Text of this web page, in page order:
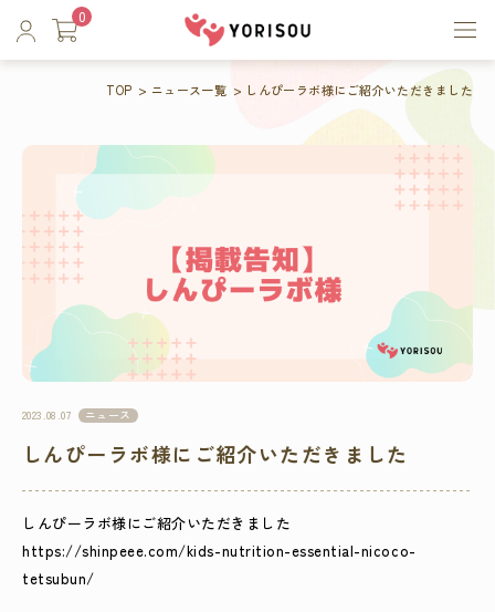
0
TOP ニュース一覧 しんぴーラボ様にご紹介いただきました
2023.08.07 ニュース
しんぴーラボ様にご紹介いただきました
しんぴーラボ様にご紹介いただきました
https://shinpeee.com/kids-nutrition-essential-nicoco-
tetsubun/